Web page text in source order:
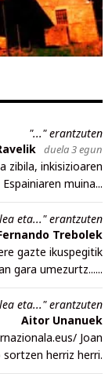
"..." erantzuten
duela 3 egun
zibila, inkisizioaren
muina...
eta..." erantzuten
Trebolek
gazte ikuspegitik
gara umezurtz......
eta..." erantzuten
Aitor Unanuek
Joan
herriz herri.